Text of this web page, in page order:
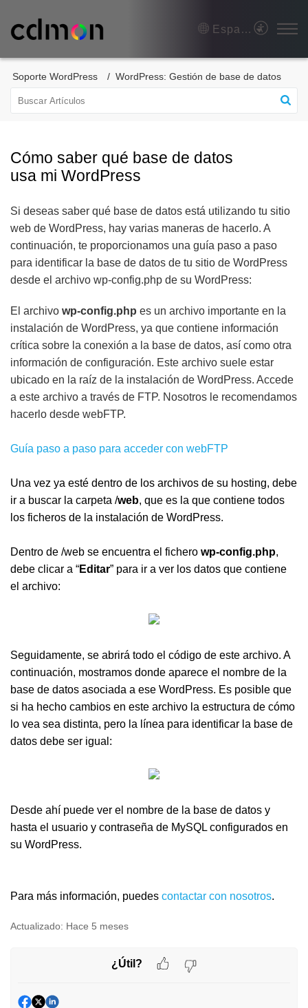
Español (España)
Soporte WordPress WordPress: Gestión de base de datos
Cómo saber qué base de datos
usa mi WordPress
Si deseas saber qué base de datos está utilizando tu sitio
web de WordPress, hay varias maneras de hacerlo. A
continuación, te proporcionamos una guía paso a paso
para identificar la base de datos de tu sitio de WordPress
desde el archivo wp-config.php de su WordPress:
El archivo wp-config.php es un archivo importante en la
instalación de WordPress, ya que contiene información
crítica sobre la conexión a la base de datos, así como otra
información de configuración. Este archivo suele estar
ubicado en la raíz de la instalación de WordPress. Accede
a este archivo a través de FTP. Nosotros le recomendamos
hacerlo desde webFTP.
Guía paso a paso para acceder con webFTP
Una vez ya esté dentro de los archivos de su hosting, debe
ir a buscar la carpeta /web, que es la que contiene todos
los ficheros de la instalación de WordPress.
Dentro de /web se encuentra el fichero wp-config.php,
debe clicar a “Editar” para ir a ver los datos que contiene
el archivo:
Seguidamente, se abrirá todo el código de este archivo. A
continuación, mostramos donde aparece el nombre de la
base de datos asociada a ese WordPress. Es posible que
si ha hecho cambios en este archivo la estructura de cómo
lo vea sea distinta, pero la línea para identificar la base de
datos debe ser igual:
Desde ahí puede ver el nombre de la base de datos y
hasta el usuario y contraseña de MySQL configurados en
su WordPress.
Para más información, puedes contactar con nosotros.
Actualizado: Hace 5 meses
¿Útil?